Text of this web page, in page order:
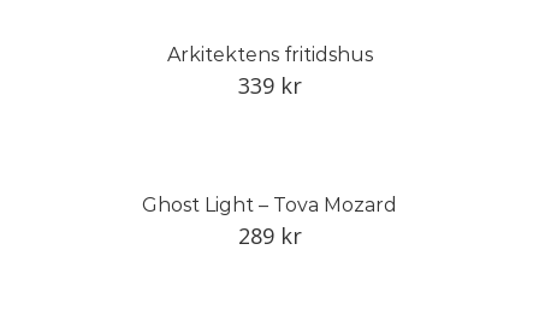
Arkitektens fritidshus
339 kr
Ghost Light – Tova Mozard
289 kr